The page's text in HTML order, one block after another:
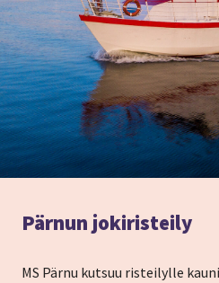
Pärnun jokiristeily
MS Pärnu kutsuu risteilylle